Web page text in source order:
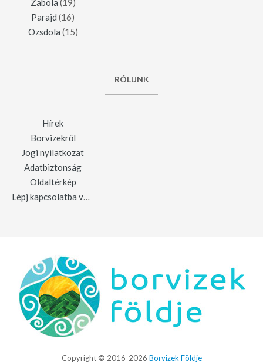
Zabola (19)
Parajd (16)
Ozsdola (15)
RÓLUNK
Hírek
Borvizekről
Jogi nyilatkozat
Adatbiztonság
Oldaltérkép
Lépj kapcsolatba velünk
Copyright © 2016-2026 Borvizek Földje